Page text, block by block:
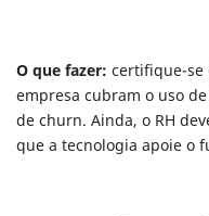
O que fazer: certifique-se
empresa cubram o uso
de churn. Ainda, o RH
que a tecnologia apoie o